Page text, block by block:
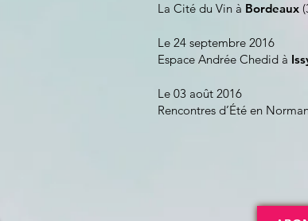
La Cité du Vin à Bordeaux
Le 24 septembre 2016
Espace Andrée Chedid à
Le 03 août 2016
Rencontres d’Été en